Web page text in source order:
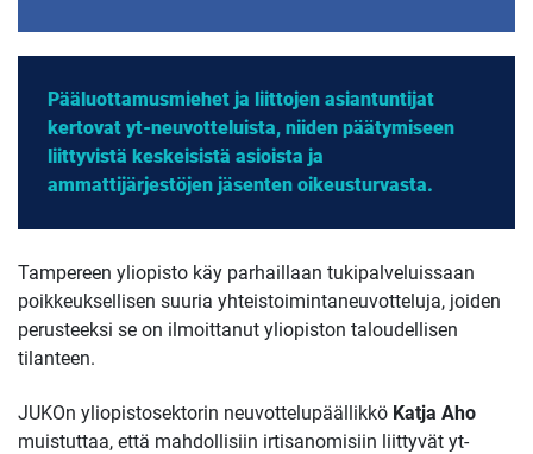
Pääluottamusmiehet ja liittojen asiantuntijat
kertovat yt-neuvotteluista, niiden päätymiseen
liittyvistä keskeisistä asioista ja
ammattijärjestöjen jäsenten oikeusturvasta.
Tampereen yliopisto käy parhaillaan tukipalveluissaan
poikkeuksellisen suuria yhteistoimintaneuvotteluja, joiden
perusteeksi se on ilmoittanut yliopiston taloudellisen
tilanteen.
JUKOn yliopistosektorin neuvottelupäällikkö Katja Aho
muistuttaa, että mahdollisiin irtisanomisiin liittyvät yt-